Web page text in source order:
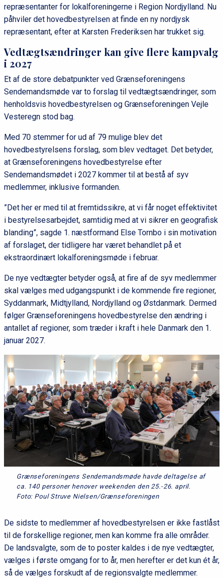
repræsentanter for lokalforeningerne i Region Nordjylland. Nu
påhviler det hovedbestyrelsen at finde en ny nordjysk
repræsentant, efter at Karsten Frederiksen har trukket sig.
Vedtægtsændringer kan give flere kampvalg
i 2027
Et af de store debatpunkter ved Grænseforeningens
Sendemandsmøde var to forslag til vedtægtsændringer, som
henholdsvis hovedbestyrelsen og Grænseforeningen Vejle
Vesteregn stod bag.
Med 70 stemmer for ud af 79 mulige blev det
hovedbestyrelsens forslag, som blev vedtaget. Det betyder,
at Grænseforeningens hovedbestyrelse efter
Sendemandsmødet i 2027 kommer til at bestå af syv
medlemmer, inklusive formanden.
”Det her er med til at fremtidssikre, at vi får noget effektivitet
i bestyrelsesarbejdet, samtidig med at vi sikrer en geografisk
blanding”, sagde 1. næstformand Else Tornbo i sin motivation
af forslaget, der tidligere har været behandlet på et
ekstraordinært lokalforeningsmøde i februar.
De nye vedtægter betyder også, at fire af de syv medlemmer
skal vælges med udgangspunkt i de kommende fire regioner,
Syddanmark, Midtjylland, Nordjylland og Østdanmark. Dermed
følger Grænseforeningens hovedbestyrelse den ændring i
antallet af regioner, som træder i kraft i hele Danmark den 1.
januar 2027.
Grænseforeningens Sendemandsmøde havde deltagelse af
ca. 140 personer henover weekenden den 25.-26. april.
Foto: Poul Struve Nielsen/Grænseforeningen
De sidste to medlemmer af hovedbestyrelsen er ikke fastlåst
til de forskellige regioner, men kan komme fra alle områder.
De landsvalgte, som de to poster kaldes i de nye vedtægter,
vælges i første omgang for to år, men herefter er det kun ét år,
så de vælges forskudt af de regionsvalgte medlemmer.